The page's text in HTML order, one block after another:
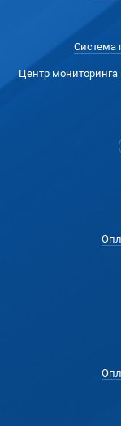
Система
Центр мониторинга